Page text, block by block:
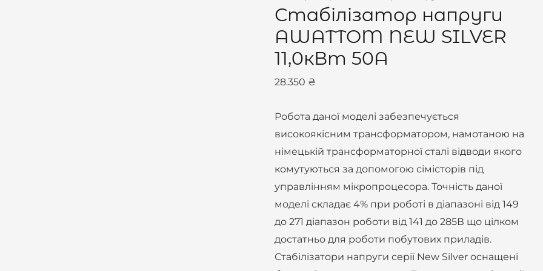
Стабілізатор напруги
AWATTOM NEW SILVER
11,0кВт 50А
28.350 ₴
Робота даної моделі забезпечується
високоякісним трансформатором, намотаною на
німецькій трансформаторної сталі відводи якого
комутуються за допомогою сімісторів під
управлінням мікропроцесора. Точність даної
моделі складає 4% при роботі в діапазоні від 149
до 271 діапазон роботи від 141 до 285В що цілком
достатньо для роботи побутових приладів.
Стабілізатори напруги серії New Silver оснащені
SILVER
11,0кВт
кількість